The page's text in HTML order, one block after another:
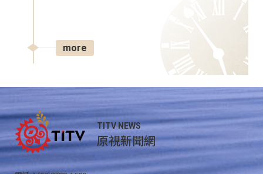
more
TITV NEWS
原視新聞網